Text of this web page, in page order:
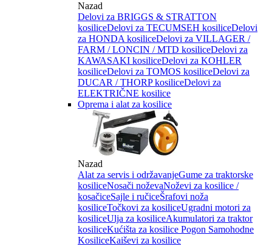
Nazad
Delovi za BRIGGS & STRATTON
kosiliceDelovi za TECUMSEH kosiliceDelovi
za HONDA kosiliceDelovi za VILLAGER /
FARM / LONCIN / MTD kosiliceDelovi za
KAWASAKI kosiliceDelovi za KOHLER
kosiliceDelovi za TOMOS kosiliceDelovi za
DUCAR / THORP kosiliceDelovi za
ELEKTRIČNE kosilice
Oprema i alat za kosilice
Nazad
Alat za servis i održavanjeGume za traktorske
kosiliceNosači noževaNoževi za kosilice /
kosačiceSajle i ručiceŠrafovi noža
kosiliceTočkovi za kosiliceUgradni motori za
kosiliceUlja za kosiliceAkumulatori za traktor
kosiliceKućišta za kosilice Pogon Samohodne
KosiliceKaiševi za kosilice